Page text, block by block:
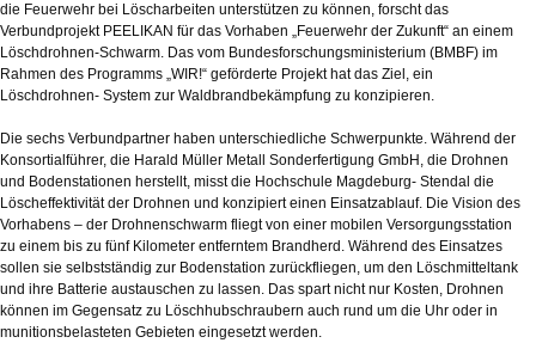
die Feuerwehr bei Löscharbeiten unterstützen zu können, forscht das
Verbundprojekt PEELIKAN für das Vorhaben „Feuerwehr der Zukunft“ an einem
Löschdrohnen-Schwarm. Das vom Bundesforschungsministerium (BMBF) im
Rahmen des Programms „WIR!“ geförderte Projekt hat das Ziel, ein
Löschdrohnen- System zur Waldbrandbekämpfung zu konzipieren.
Die sechs Verbundpartner haben unterschiedliche Schwerpunkte. Während der
Konsortialführer, die Harald Müller Metall Sonderfertigung GmbH, die Drohnen
und Bodenstationen herstellt, misst die Hochschule Magdeburg- Stendal die
Löscheffektivität der Drohnen und konzipiert einen Einsatzablauf. Die Vision des
Vorhabens – der Drohnenschwarm fliegt von einer mobilen Versorgungsstation
zu einem bis zu fünf Kilometer entferntem Brandherd. Während des Einsatzes
sollen sie selbstständig zur Bodenstation zurückfliegen, um den Löschmitteltank
und ihre Batterie austauschen zu lassen. Das spart nicht nur Kosten, Drohnen
können im Gegensatz zu Löschhubschraubern auch rund um die Uhr oder in
munitionsbelasteten Gebieten eingesetzt werden.